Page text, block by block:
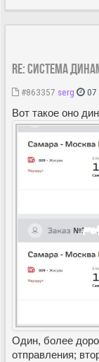
Re: Система
#863357 serg 07
Вот такое оно
Один, более
отправления;